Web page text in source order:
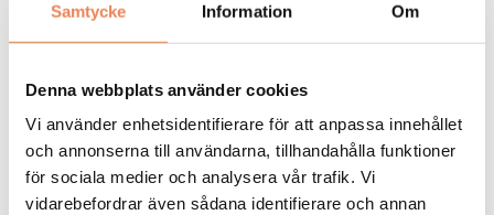
Samtycke Information Om
Denna webbplats använder cookies
Vi använder enhetsidentifierare för att anpassa innehållet
och annonserna till användarna, tillhandahålla funktioner
för sociala medier och analysera vår trafik. Vi
vidarebefordrar även sådana identifierare och annan
källaren har bevarats och är fortsatt öppet för
besökare.
Taggar
HOME HOTEL BILAN KARLSTAD STRAWBERRY